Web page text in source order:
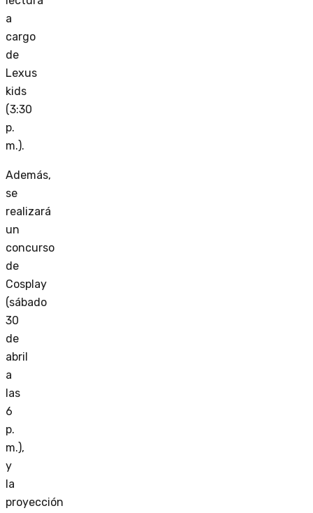
a
cargo
de
Lexus
kids
(3:30
p.
m.).
Además,
se
realizará
un
concurso
de
Cosplay
(sábado
30
de
abril
a
las
6
p.
m.),
y
la
proyección